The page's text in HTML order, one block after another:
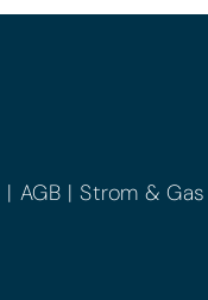
AGB Strom & Gas